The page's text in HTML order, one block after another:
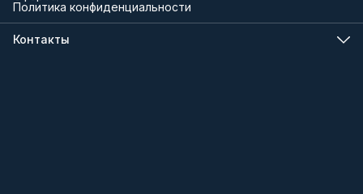
Политика конфиденциальности
Контакты